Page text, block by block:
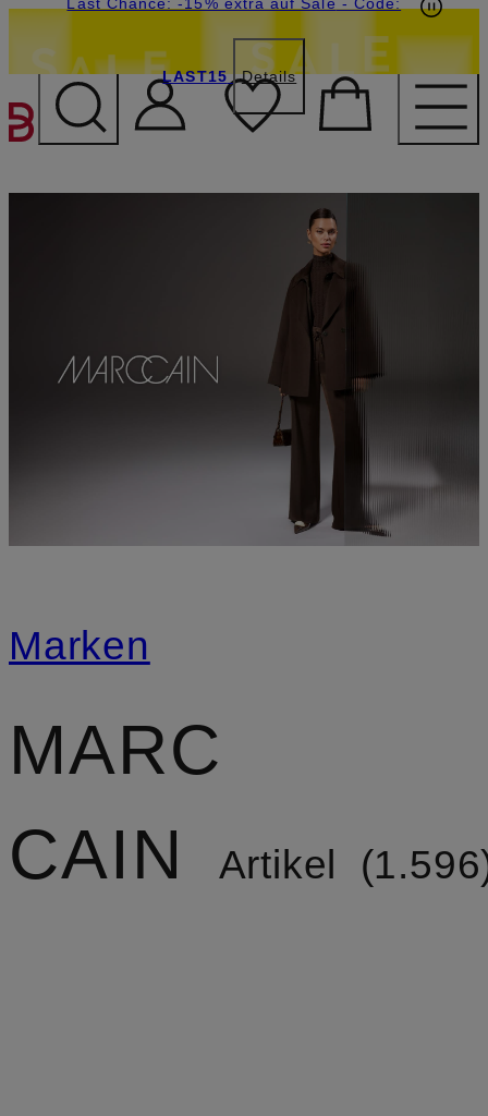
ZUM HAUPTINHALT
LAST15 Details
Marken
MARC
CAIN
Artikel 1.596